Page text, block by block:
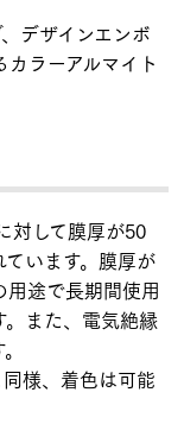
デザインエンボ
ラーアルマイト
して膜厚が50
います。膜厚が
途で長期間使用
また、電気絶縁
様、着色は可能